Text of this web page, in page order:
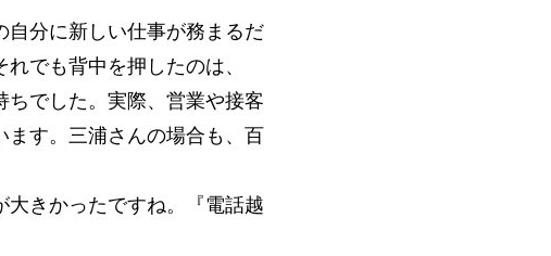
自分に新しい仕事が務まるだ
でも背中を押したのは、
ちでした。実際、営業や接客
ます。三浦さんの場合も、百
大きかったですね。『電話越